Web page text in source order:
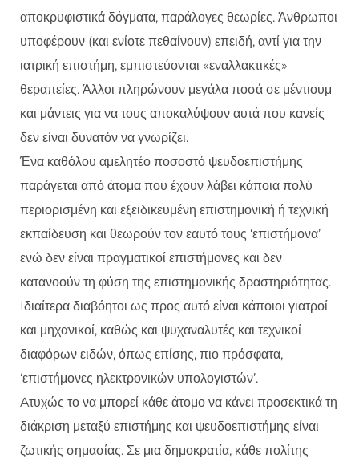
αποκρυφιστικά δόγματα, παράλογες θεωρίες. Άνθρωποι
υποφέρουν (και ενίοτε πεθαίνουν) επειδή, αντί για την
ιατρική επιστήμη, εμπιστεύονται «εναλλακτικές»
θεραπείες. Άλλοι πληρώνουν μεγάλα ποσά σε μέντιουμ
και μάντεις για να τους αποκαλύψουν αυτά που κανείς
δεν είναι δυνατόν να γνωρίζει.
Ένα καθόλου αμελητέο ποσοστό ψευδοεπιστήμης
παράγεται από άτομα που έχουν λάβει κάποια πολύ
περιορισμένη και εξειδικευμένη επιστημονική ή τεχνική
εκπαίδευση και θεωρούν τον εαυτό τους ‘επιστήμονα’
ενώ δεν είναι πραγματικοί επιστήμονες και δεν
κατανοούν τη φύση της επιστημονικής δραστηριότητας.
Iδιαίτερα διαβόητοι ως προς αυτό είναι κάποιοι γιατροί
και μηχανικοί, καθώς και ψυχαναλυτές και τεχνικοί
διαφόρων ειδών, όπως επίσης, πιο πρόσφατα,
‘επιστήμονες ηλεκτρονικών υπολογιστών’.
Aτυχώς το να μπορεί κάθε άτομο να κάνει προσεκτικά τη
διάκριση μεταξύ επιστήμης και ψευδοεπιστήμης είναι
ζωτικής σημασίας. Σε μια δημοκρατία, κάθε πολίτης